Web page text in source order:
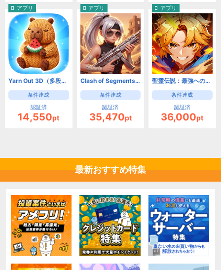
アプリ
Yarn Out 3D（多段階）【Android】
条件達成
認証済
14,550pt
アプリ
Clash of Segments【Android】
条件達成
認証済
35,470pt
アプリ
聖霊伝説：最強への道【Android】
条件達成
認証済
36,000pt
最新おすすめ特集